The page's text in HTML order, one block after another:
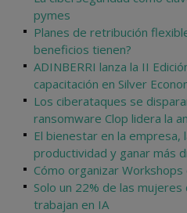
pymes
Planes de retribución
beneficios tienen?
ADINBERRI lanza la II
capacitación en Silver
Los ciberataques se
ransomware Clop lidera la
El bienestar en la empresa,
productividad y ganar más
Cómo organizar
Solo un 22% de las
trabajan en IA